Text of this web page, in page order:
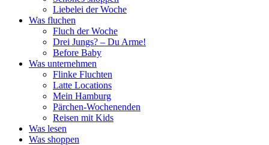
Liebelei der Woche
Was fluchen
Fluch der Woche
Drei Jungs? – Du Arme!
Before Baby
Was unternehmen
Flinke Fluchten
Latte Locations
Mein Hamburg
Pärchen-Wochenenden
Reisen mit Kids
Was lesen
Was shoppen